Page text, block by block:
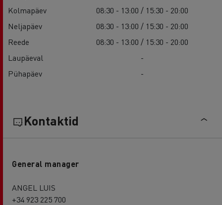
Kolmapäev
08:30 - 13:00 / 15:30 - 20:00
Neljapäev
08:30 - 13:00 / 15:30 - 20:00
Reede
08:30 - 13:00 / 15:30 - 20:00
Laupäeval
-
Pühapäev
-
Kontaktid
General manager
ANGEL LUIS
+34 923 225 700